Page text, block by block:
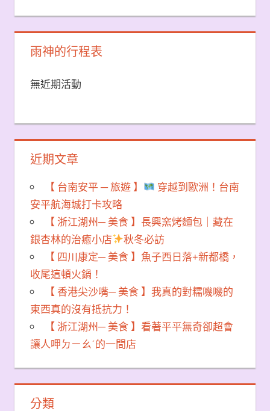
雨神的行程表
無近期活動
近期文章
【 台南安平 ─ 旅遊 】
穿越到歐洲！台南
安平航海城打卡攻略
【 浙江湖州─ 美食 】長興窯烤麵包｜藏在
銀杏林的治癒小店
秋冬必訪
【 四川康定─ 美食 】魚子西日落+新都橋，
收尾這頓火鍋！
【 香港尖沙嘴─ 美食 】我真的對糯嘰嘰的
東西真的沒有抵抗力！
【 浙江湖州─ 美食 】看著平平無奇卻超會
讓人呷ㄉㄧㄠˊ的一間店
分類